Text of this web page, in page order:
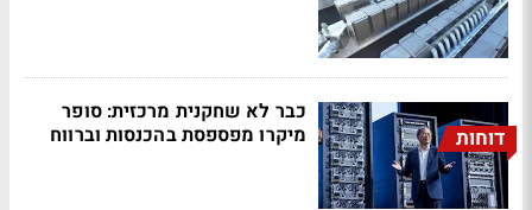
דוחות
כבר לא שחקנית מרכזית: סופר
מיקרו מפספסת בהכנסות וברווח